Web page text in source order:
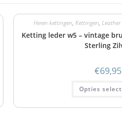
Heren kettingen,Kettingen,
Ketting leder w5 – vintage
Sterling
€69,95
Opties